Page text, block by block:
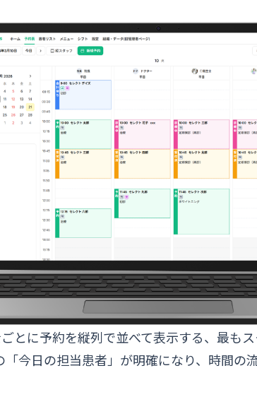
とに予約を縦列で並べて表示する、最もス
「今日の担当患者」が明確になり、時間の